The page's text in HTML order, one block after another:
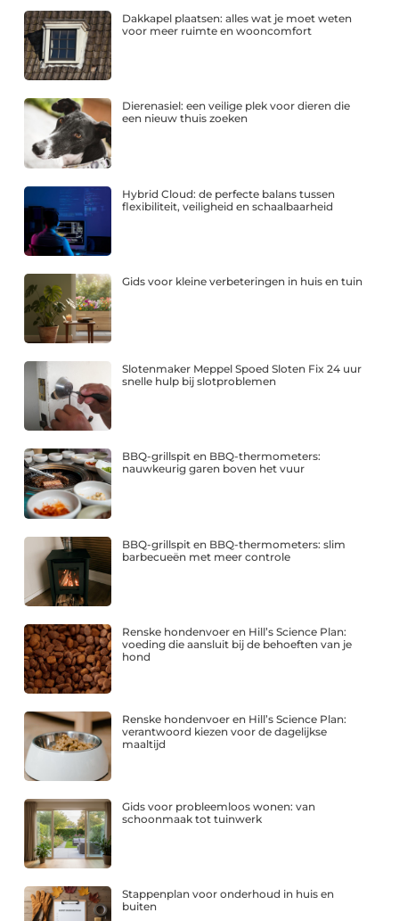
Dakkapel plaatsen: alles wat je moet weten
voor meer ruimte en wooncomfort
Dierenasiel: een veilige plek voor dieren die
een nieuw thuis zoeken
Hybrid Cloud: de perfecte balans tussen
flexibiliteit, veiligheid en schaalbaarheid
Gids voor kleine verbeteringen in huis en tuin
Slotenmaker Meppel Spoed Sloten Fix 24 uur
snelle hulp bij slotproblemen
BBQ-grillspit en BBQ-thermometers:
nauwkeurig garen boven het vuur
BBQ-grillspit en BBQ-thermometers: slim
barbecueën met meer controle
Renske hondenvoer en Hill’s Science Plan:
voeding die aansluit bij de behoeften van je
hond
Renske hondenvoer en Hill’s Science Plan:
verantwoord kiezen voor de dagelijkse
maaltijd
Gids voor probleemloos wonen: van
schoonmaak tot tuinwerk
Stappenplan voor onderhoud in huis en
buiten